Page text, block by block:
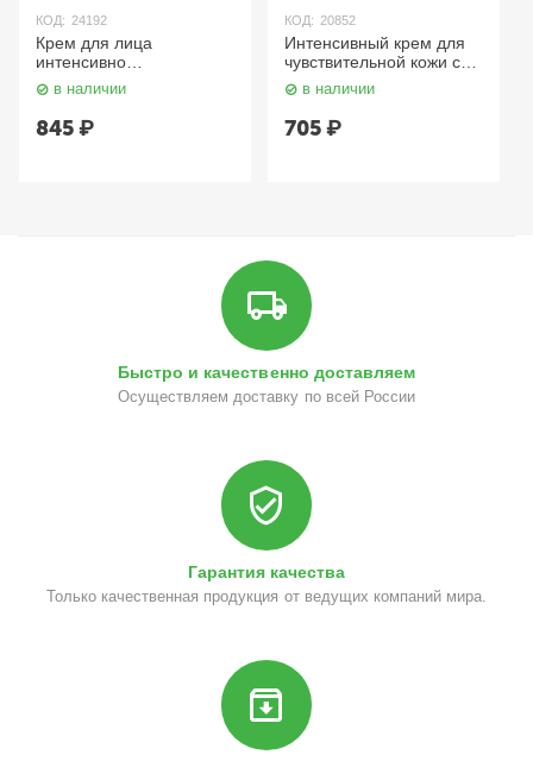
КОД: 24192
Крем для лица
интенсивно
увлажняющий с
мочевиной 150 мл Aravia
в наличии
845₽
КОД: 20852
Интенсивный крем для
чувствительной кожи с
куперозом 50 мл Aravia
в наличии
705₽
Быстро и качественно доставляем
Осуществляем доставку по всей России
Гарантия качества
Только качественная продукция от ведущих компаний мира.